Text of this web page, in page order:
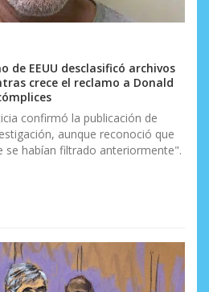
de EEUU desclasificó archivos
crece el reclamo a Donald
confirmó la publicación de
aunque reconoció que
se habían filtrado anteriormente".